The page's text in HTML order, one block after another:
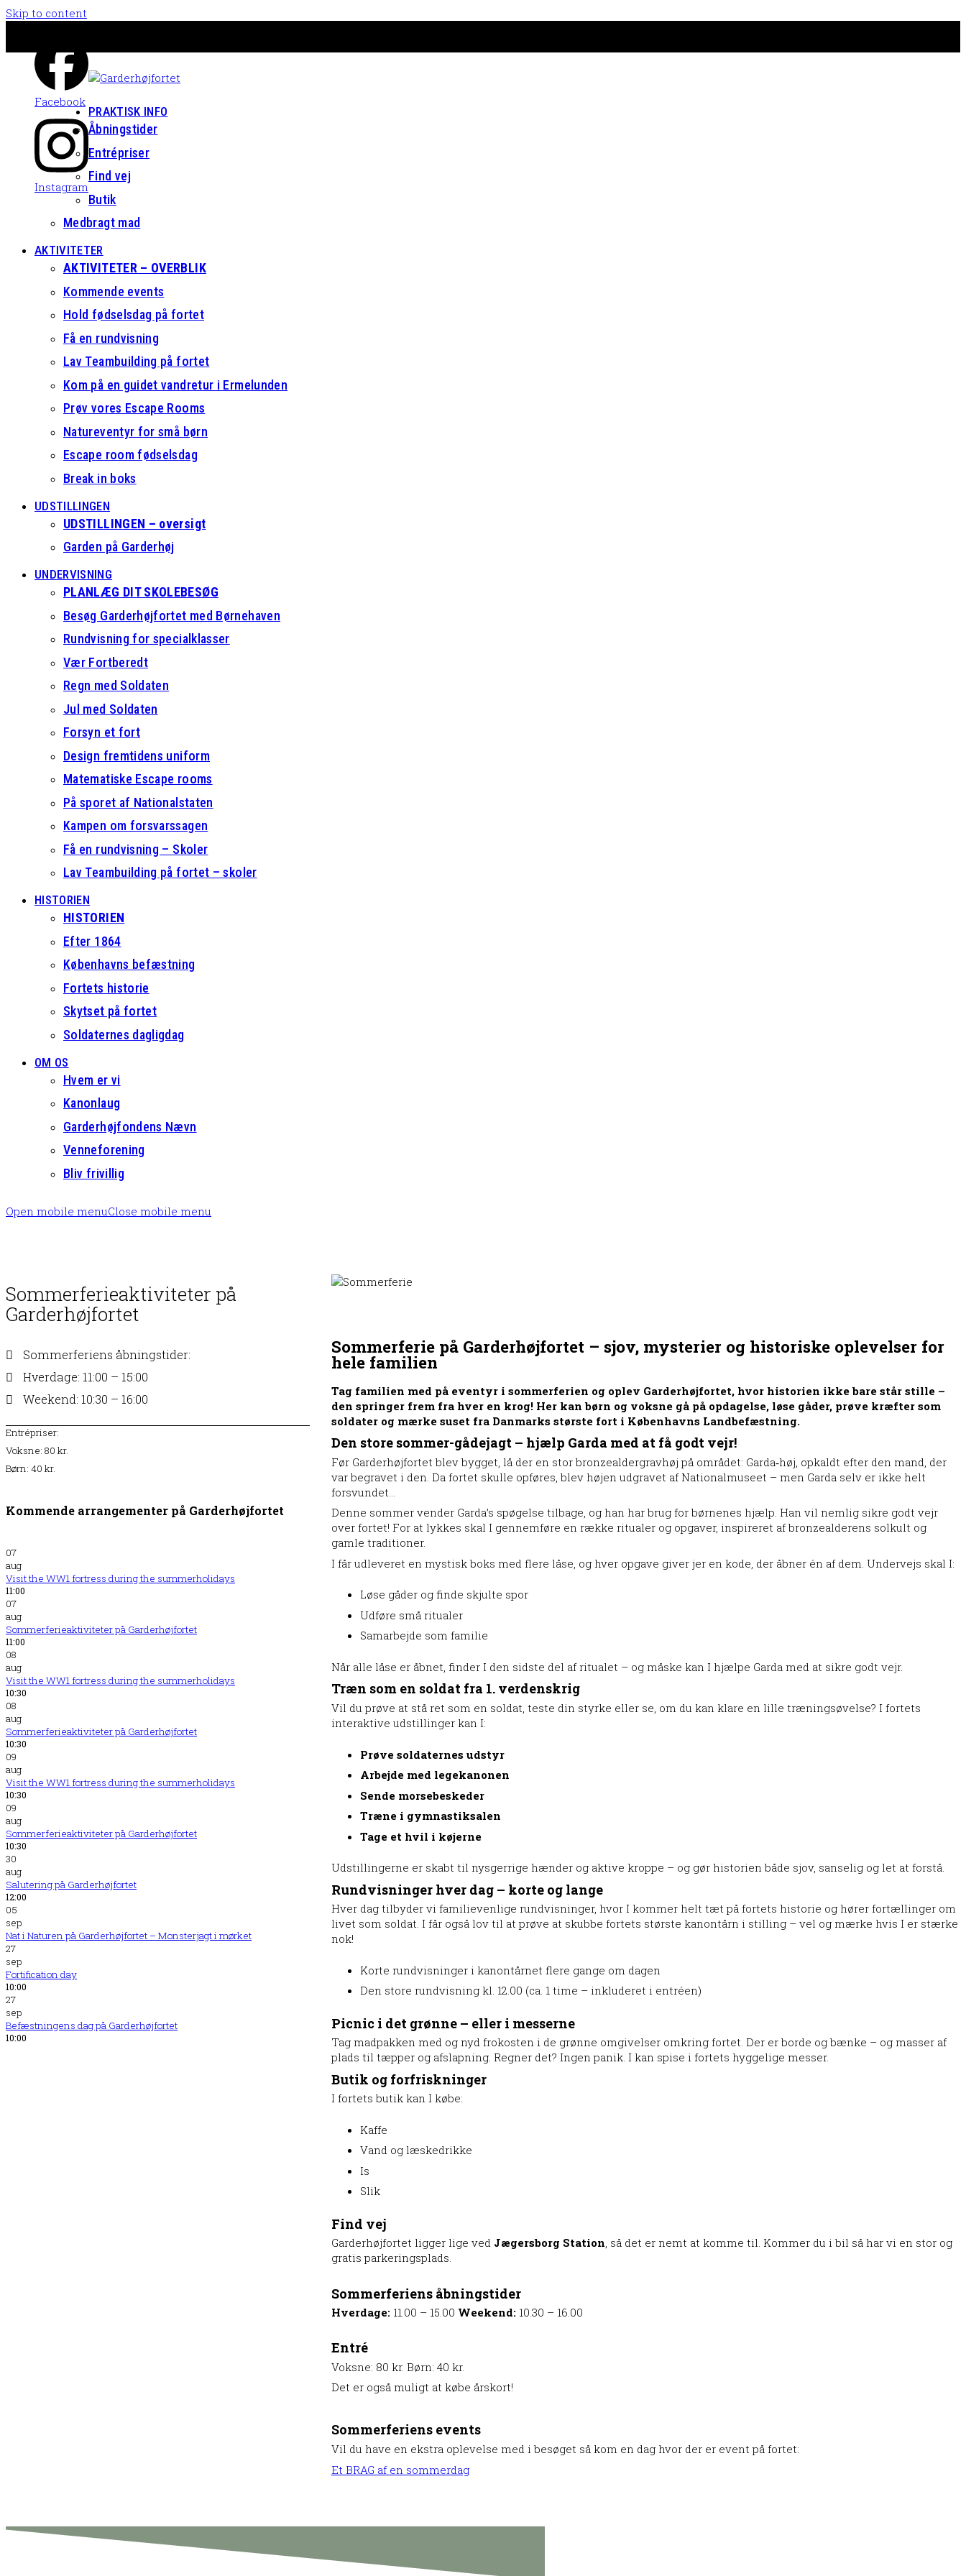
Skip to content
Facebook
Instagram
PRAKTISK INFO
Åbningstider
Entrépriser
Find vej
Butik
Medbragt mad
AKTIVITETER
AKTIVITETER – OVERBLIK
Kommende events
Hold fødselsdag på fortet
Få en rundvisning
Lav Teambuilding på fortet
Kom på en guidet vandretur i Ermelunden
Prøv vores Escape Rooms
Natureventyr for små børn
Escape room fødselsdag
Break in boks
UDSTILLINGEN
UDSTILLINGEN – oversigt
Garden på Garderhøj
UNDERVISNING
PLANLÆG DIT SKOLEBESØG
Besøg Garderhøjfortet med Børnehaven
Rundvisning for specialklasser
Vær Fortberedt
Regn med Soldaten
Jul med Soldaten
Forsyn et fort
Design fremtidens uniform
Matematiske Escape rooms
På sporet af Nationalstaten
Kampen om forsvarssagen
Få en rundvisning – Skoler
Lav Teambuilding på fortet – skoler
HISTORIEN
HISTORIEN
Efter 1864
Københavns befæstning
Fortets historie
Skytset på fortet
Soldaternes dagligdag
OM OS
Hvem er vi
Kanonlaug
Garderhøjfondens Nævn
Venneforening
Bliv frivillig
Open mobile menuClose mobile menu
Sommerferieaktiviteter på
Garderhøjfortet
Sommerferiens åbningstider:
Hverdage: 11:00 – 15:00
Weekend: 10:30 – 16:00
Entrépriser:
Voksne: 80 kr.
Børn: 40 kr.
Kommende arrangementer på Garderhøjfortet
07
aug
Visit the WW1 fortress during the summerholidays
11:00
07
aug
Sommerferieaktiviteter på Garderhøjfortet
11:00
08
aug
Visit the WW1 fortress during the summerholidays
10:30
08
aug
Sommerferieaktiviteter på Garderhøjfortet
10:30
09
aug
Visit the WW1 fortress during the summerholidays
10:30
09
aug
Sommerferieaktiviteter på Garderhøjfortet
10:30
30
aug
Salutering på Garderhøjfortet
12:00
05
sep
Nat i Naturen på Garderhøjfortet – Monsterjagt i mørket
27
sep
Fortification day
10:00
27
sep
Befæstningens dag på Garderhøjfortet
10:00
Sommerferie på Garderhøjfortet – sjov, mysterier og historiske oplevelser for
hele familien
Tag familien med på eventyr i sommerferien og oplev Garderhøjfortet, hvor historien ikke bare står stille –
den springer frem fra hver en krog! Her kan børn og voksne gå på opdagelse, løse gåder, prøve kræfter som
soldater og mærke suset fra Danmarks største fort i Københavns Landbefæstning.
Den store sommer-gådejagt – hjælp Garda med at få godt vejr!
Før Garderhøjfortet blev bygget, lå der en stor bronzealdergravhøj på området: Garda‑høj, opkaldt efter den mand, der
var begravet i den. Da fortet skulle opføres, blev højen udgravet af Nationalmuseet – men Garda selv er ikke helt
forsvundet…
Denne sommer vender Garda’s spøgelse tilbage, og han har brug for børnenes hjælp. Han vil nemlig sikre godt vejr
over fortet! For at lykkes skal I gennemføre en række ritualer og opgaver, inspireret af bronzealderens solkult og
gamle traditioner.
I får udleveret en mystisk boks med flere låse, og hver opgave giver jer en kode, der åbner én af dem. Undervejs skal I:
Løse gåder og finde skjulte spor
Udføre små ritualer
Samarbejde som familie
Når alle låse er åbnet, finder I den sidste del af ritualet – og måske kan I hjælpe Garda med at sikre godt vejr.
Træn som en soldat fra 1. verdenskrig
Vil du prøve at stå ret som en soldat, teste din styrke eller se, om du kan klare en lille træningsøvelse? I fortets
interaktive udstillinger kan I:
Prøve soldaternes udstyr
Arbejde med legekanonen
Sende morsebeskeder
Træne i gymnastiksalen
Tage et hvil i køjerne
Udstillingerne er skabt til nysgerrige hænder og aktive kroppe – og gør historien både sjov, sanselig og let at forstå.
Rundvisninger hver dag – korte og lange
Hver dag tilbyder vi familievenlige rundvisninger, hvor I kommer helt tæt på fortets historie og hører fortællinger om
livet som soldat. I får også lov til at prøve at skubbe fortets største kanontårn i stilling – vel og mærke hvis I er stærke
nok!
Korte rundvisninger i kanontårnet flere gange om dagen
Den store rundvisning kl. 12.00 (ca. 1 time – inkluderet i entréen)
Picnic i det grønne – eller i messerne
Tag madpakken med og nyd frokosten i de grønne omgivelser omkring fortet. Der er borde og bænke – og masser af
plads til tæpper og afslapning. Regner det? Ingen panik. I kan spise i fortets hyggelige messer.
Butik og forfriskninger
I fortets butik kan I købe:
Kaffe
Vand og læskedrikke
Is
Slik
Find vej
Garderhøjfortet ligger lige ved Jægersborg Station, så det er nemt at komme til. Kommer du i bil så har vi en stor og
gratis parkeringsplads.
Sommerferiens åbningstider
Hverdage:11.00 – 15.00 Weekend:10.30 – 16.00
Entré
Voksne: 80 kr. Børn: 40 kr.
Det er også muligt at købe årskort!
Sommerferiens events
Vil du have en ekstra oplevelse med i besøget så kom en dag hvor der er event på fortet:
Et BRAG af en sommerdag